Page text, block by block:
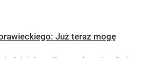
Już teraz mogę